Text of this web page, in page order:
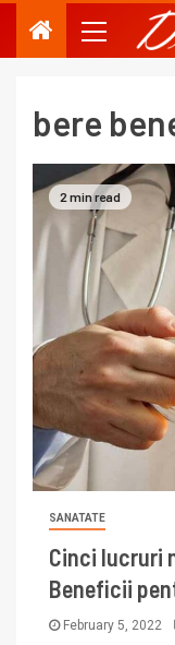
bere
2 min read
SANATATE
Cinci lucruri
Beneficii
February 5, 2022